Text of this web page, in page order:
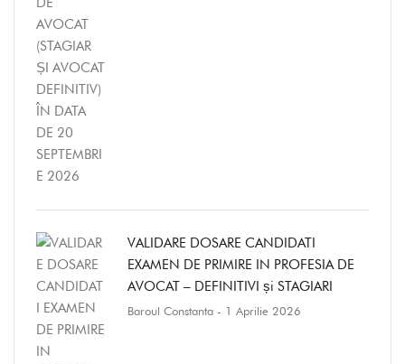
VALIDARE DOSARE CANDIDATI
EXAMEN DE PRIMIRE IN PROFESIA DE
AVOCAT – DEFINITIVI și STAGIARI
Baroul Constanta - 1 Aprilie 2026